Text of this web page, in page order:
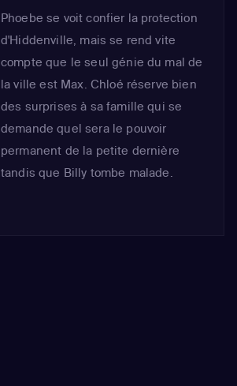
Phoebe se voit confier la protection
d'Hiddenville, mais se rend vite
compte que le seul génie du mal de
la ville est Max. Chloé réserve bien
des surprises à sa famille qui se
demande quel sera le pouvoir
permanent de la petite dernière
tandis que Billy tombe malade.